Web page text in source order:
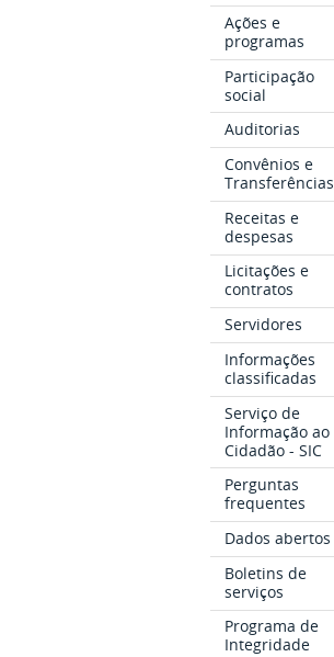
Ações e
programas
Participação
social
Auditorias
Convênios e
Transferências
Receitas e
despesas
Licitações e
contratos
Servidores
Informações
classificadas
Serviço de
Informação ao
Cidadão - SIC
Perguntas
frequentes
Dados abertos
Boletins de
serviços
Programa de
Integridade